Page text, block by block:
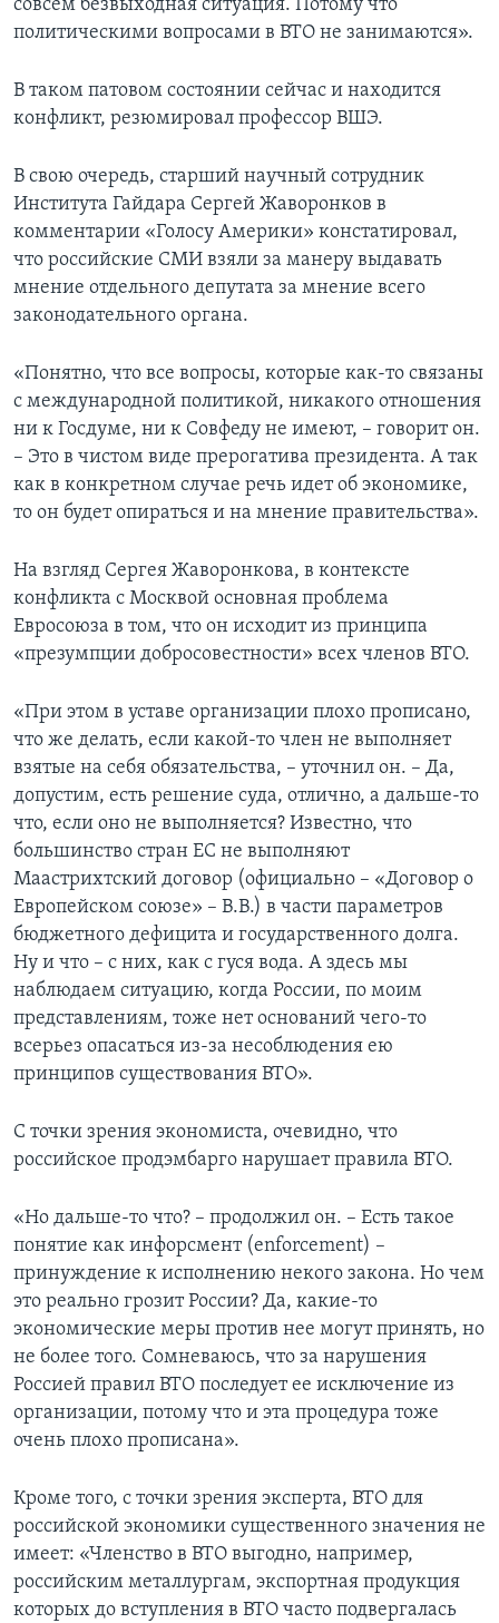
совсем безвыходная ситуация. Потому что
политическими вопросами в ВТО не занимаются».
В таком патовом состоянии сейчас и находится
конфликт, резюмировал профессор ВШЭ.
В свою очередь, старший научный сотрудник
Института Гайдара Сергей Жаворонков в
комментарии «Голосу Америки» констатировал,
что российские СМИ взяли за манеру выдавать
мнение отдельного депутата за мнение всего
законодательного органа.
«Понятно, что все вопросы, которые как-то связаны
с международной политикой, никакого отношения
ни к Госдуме, ни к Совфеду не имеют, – говорит он.
– Это в чистом виде прерогатива президента. А так
как в конкретном случае речь идет об экономике,
то он будет опираться и на мнение правительства».
На взгляд Сергея Жаворонкова, в контексте
конфликта с Москвой основная проблема
Евросоюза в том, что он исходит из принципа
«презумпции добросовестности» всех членов ВТО.
«При этом в уставе организации плохо прописано,
что же делать, если какой-то член не выполняет
взятые на себя обязательства, – уточнил он. – Да,
допустим, есть решение суда, отлично, а дальше-то
что, если оно не выполняется? Известно, что
большинство стран ЕС не выполняют
Маастрихтский договор (официально – «Договор о
Европейском союзе» – В.В.) в части параметров
бюджетного дефицита и государственного долга.
Ну и что – с них, как с гуся вода. А здесь мы
наблюдаем ситуацию, когда России, по моим
представлениям, тоже нет оснований чего-то
всерьез опасаться из-за несоблюдения ею
принципов существования ВТО».
С точки зрения экономиста, очевидно, что
российское продэмбарго нарушает правила ВТО.
«Но дальше-то что? – продолжил он. – Есть такое
понятие как инфорсмент (enforcement) –
принуждение к исполнению некого закона. Но чем
это реально грозит России? Да, какие-то
экономические меры против нее могут принять, но
не более того. Сомневаюсь, что за нарушения
Россией правил ВТО последует ее исключение из
организации, потому что и эта процедура тоже
очень плохо прописана».
Кроме того, с точки зрения эксперта, ВТО для
российской экономики существенного значения не
имеет: «Членство в ВТО выгодно, например,
российским металлургам, экспортная продукция
которых до вступления в ВТО часто подвергалась